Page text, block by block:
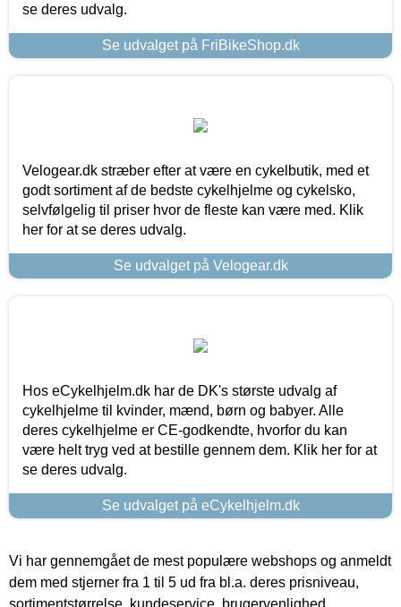
se deres udvalg.
Se udvalget på FriBikeShop.dk
Velogear.dk stræber efter at være en cykelbutik, med et
godt sortiment af de bedste cykelhjelme og cykelsko,
selvfølgelig til priser hvor de fleste kan være med. Klik
her for at se deres udvalg.
Se udvalget på Velogear.dk
Hos eCykelhjelm.dk har de DK's største udvalg af
cykelhjelme til kvinder, mænd, børn og babyer. Alle
deres cykelhjelme er CE-godkendte, hvorfor du kan
være helt tryg ved at bestille gennem dem. Klik her for at
se deres udvalg.
Se udvalget på eCykelhjelm.dk
Vi har gennemgået de mest populære webshops og anmeldt
dem med stjerner fra 1 til 5 ud fra bl.a. deres prisniveau,
sortimentstørrelse, kundeservice, brugervenlighed,